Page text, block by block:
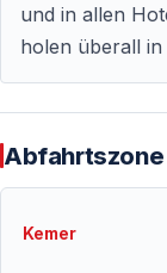
Nein — die
und Musik erzählt.
Gibt es
Die
und in allen
holen überall in
Abfahrtszone
Kemer